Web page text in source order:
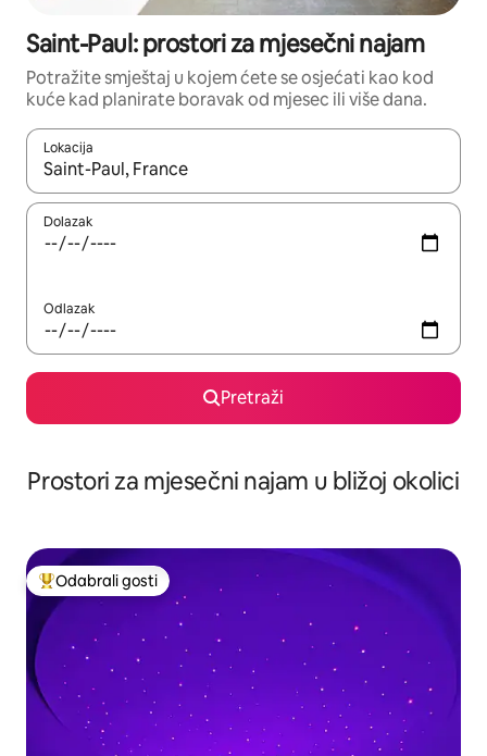
Saint-Paul: prostori za mjesečni najam
Potražite smještaj u kojem ćete se osjećati kao kod
kuće kad planirate boravak od mjesec ili više dana.
Lokacija
Kada budu dostupni rezultati, moći ćete ih pregledati
Dolazak
Odlazak
Pretraži
Prostori za mjesečni najam u bližoj okolici
Među najviše rangiranima s oznakom „Odabrali gosti”
Odabrali gosti